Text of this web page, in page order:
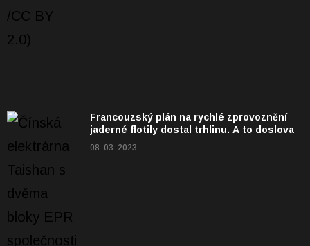
Francouzský plán na rychlé zprovoznění
jaderné flotily dostal trhlinu. A to doslova
08. 03. 2023